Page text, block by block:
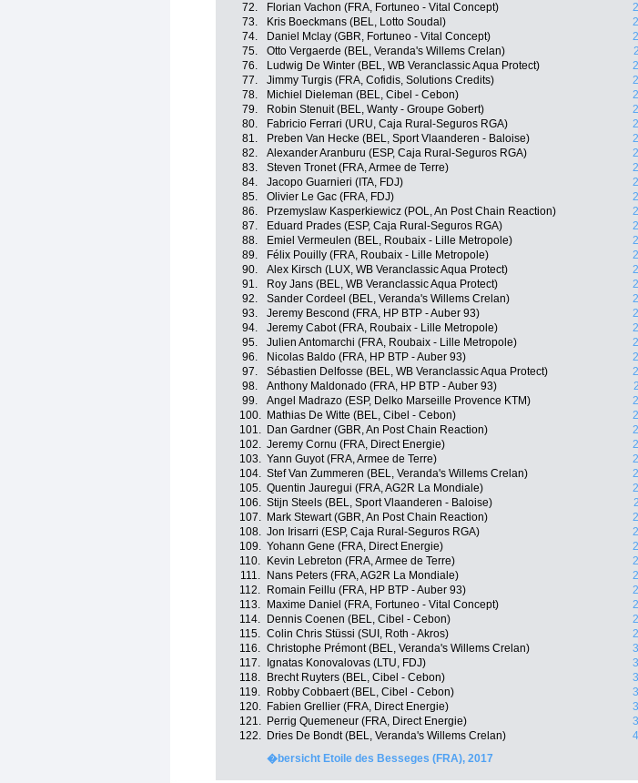
72.
Florian Vachon (FRA, Fortuneo - Vital Concept)
73.
Kris Boeckmans (BEL, Lotto Soudal)
74.
Daniel Mclay (GBR, Fortuneo - Vital Concept)
75.
Otto Vergaerde (BEL, Veranda's Willems Crelan)
76.
Ludwig De Winter (BEL, WB Veranclassic Aqua Protect)
77.
Jimmy Turgis (FRA, Cofidis, Solutions Credits)
78.
Michiel Dieleman (BEL, Cibel - Cebon)
79.
Robin Stenuit (BEL, Wanty - Groupe Gobert)
80.
Fabricio Ferrari (URU, Caja Rural-Seguros RGA)
81.
Preben Van Hecke (BEL, Sport Vlaanderen - Baloise)
82.
Alexander Aranburu (ESP, Caja Rural-Seguros RGA)
83.
Steven Tronet (FRA, Armee de Terre)
84.
Jacopo Guarnieri (ITA, FDJ)
85.
Olivier Le Gac (FRA, FDJ)
86.
Przemyslaw Kasperkiewicz (POL, An Post Chain Reaction)
87.
Eduard Prades (ESP, Caja Rural-Seguros RGA)
88.
Emiel Vermeulen (BEL, Roubaix - Lille Metropole)
89.
Félix Pouilly (FRA, Roubaix - Lille Metropole)
90.
Alex Kirsch (LUX, WB Veranclassic Aqua Protect)
91.
Roy Jans (BEL, WB Veranclassic Aqua Protect)
92.
Sander Cordeel (BEL, Veranda's Willems Crelan)
93.
Jeremy Bescond (FRA, HP BTP - Auber 93)
94.
Jeremy Cabot (FRA, Roubaix - Lille Metropole)
95.
Julien Antomarchi (FRA, Roubaix - Lille Metropole)
96.
Nicolas Baldo (FRA, HP BTP - Auber 93)
97.
Sébastien Delfosse (BEL, WB Veranclassic Aqua Protect)
98.
Anthony Maldonado (FRA, HP BTP - Auber 93)
99.
Angel Madrazo (ESP, Delko Marseille Provence KTM)
100.
Mathias De Witte (BEL, Cibel - Cebon)
101.
Dan Gardner (GBR, An Post Chain Reaction)
102. Jeremy Cornu (FRA, Direct Energie)
103. Yann Guyot (FRA, Armee de Terre)
104. Stef Van Zummeren (BEL, Veranda's Willems Crelan)
105. Quentin Jauregui (FRA, AG2R La Mondiale)
106. Stijn Steels (BEL, Sport Vlaanderen - Baloise)
107.
Mark Stewart (GBR, An Post Chain Reaction)
108. Jon Irisarri (ESP, Caja Rural-Seguros RGA)
109. Yohann Gene (FRA, Direct Energie)
110.
Kevin Lebreton (FRA, Armee de Terre)
111.
Nans Peters (FRA, AG2R La Mondiale)
112.
Romain Feillu (FRA, HP BTP - Auber 93)
113.
Maxime Daniel (FRA, Fortuneo - Vital Concept)
114.
Dennis Coenen (BEL, Cibel - Cebon)
115. Colin Chris Stüssi (SUI, Roth - Akros)
116. Christophe Prémont (BEL, Veranda's Willems Crelan)
117.
Ignatas Konovalovas (LTU, FDJ)
118.
Brecht Ruyters (BEL, Cibel - Cebon)
119.
Robby Cobbaert (BEL, Cibel - Cebon)
120.
Fabien Grellier (FRA, Direct Energie)
121.
Perrig Quemeneur (FRA, Direct Energie)
122.
Dries De Bondt (BEL, Veranda's Willems Crelan)
�bersicht Etoile des Besseges (FRA), 2017